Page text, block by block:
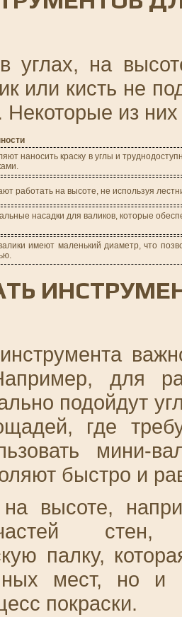
углах, на
или кисть не
Некоторые из
наносить краску в углы и
работать на высоте, не используя
насадки для валиков, которые
имеют маленький диаметр, что
для
подойдут
где
мини-
быстро и
высоте,
стен,
палку,
мест, но
покраски.